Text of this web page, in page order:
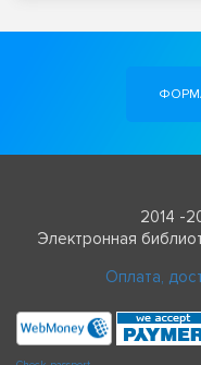
2014 -
Электронная
Оплата,